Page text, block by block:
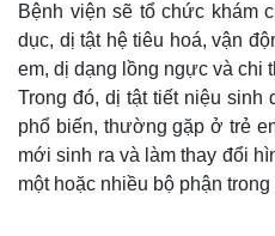
Bệnh viện sẽ tổ chức khám
dục, dị tật hệ tiêu hoá, vận
em, dị dạng lồng ngực và chi
Trong đó, dị tật tiết niệu sinh
phổ biến, thường gặp ở trẻ
mới sinh ra và làm thay đổi
một hoặc nhiều bộ phận